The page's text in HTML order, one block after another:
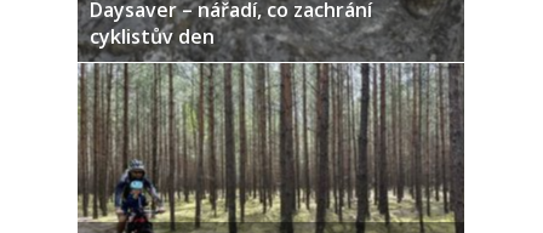
Daysaver – nářadí, co zachrání
cyklistův den